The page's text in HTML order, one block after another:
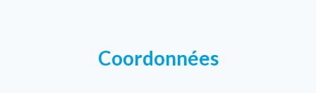
Coordonnées